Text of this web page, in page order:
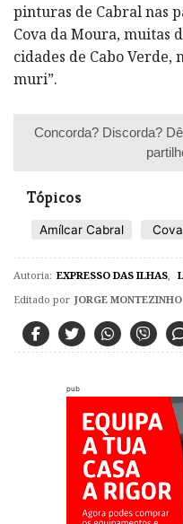
pinturas de Cabral nas
Cova da Moura, muitas
cidades de Cabo Verde,
muri”.
Concorda? Discorda?
Tópicos
Amílcar Cabral
Autoria: EXPRESSO DAS ILHAS
Editado por JORGE MONTEZINHO
pub